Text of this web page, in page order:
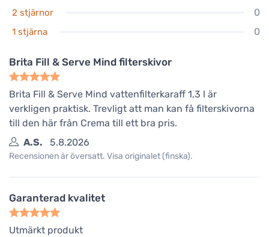
2 stjärnor 0
1 stjärna 0
Brita Fill & Serve Mind filterskivor
Brita Fill & Serve Mind vattenfilterkaraff 1,3 l är
verkligen praktisk. Trevligt att man kan få filterskivorna
till den här från Crema till ett bra pris.
A.S.
5.8.2026
Recensionen är översatt. Visa originalet (finska).
Garanterad kvalitet
Utmärkt produkt